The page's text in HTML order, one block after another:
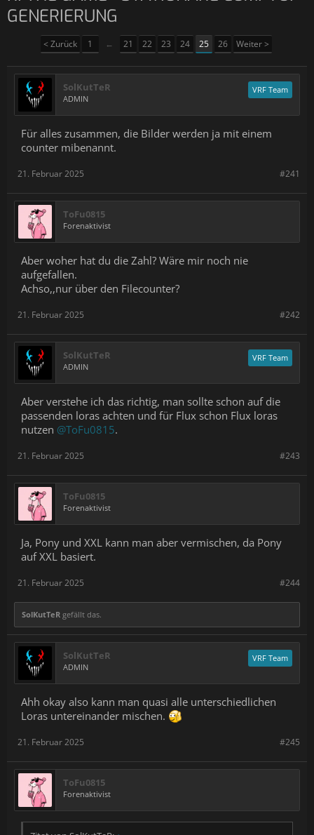
GENERIERUNG
< Zurück 1 ← 21 22 23 24 25 26 Weiter >
SolKutTeR
ADMIN
VRF Team
Für alles zusammen, die Bilder werden ja mit einem
counter mibenannt.
#241
21. Februar 2025
ToFu0815
Forenaktivist
Aber woher hat du die Zahl? Wäre mir noch nie
aufgefallen.
Achso,,nur über den Filecounter?
#242
21. Februar 2025
SolKutTeR
ADMIN
VRF Team
Aber verstehe ich das richtig, man sollte schon auf die
passenden loras achten und für Flux schon Flux loras
nutzen @ToFu0815.
#243
21. Februar 2025
ToFu0815
Forenaktivist
Ja, Pony und XXL kann man aber vermischen, da Pony
auf XXL basiert.
#244
21. Februar 2025
SolKutTeR gefällt das.
SolKutTeR
ADMIN
VRF Team
Ahh okay also kann man quasi alle unterschiedlichen
Loras untereinander mischen.
#245
21. Februar 2025
ToFu0815
Forenaktivist